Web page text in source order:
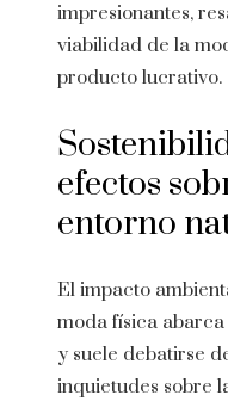
impresionantes,
viabilidad de la
producto lucrativo.
efectos
entorno
El impacto
moda física
y suele debatirse
inquietudes sobre